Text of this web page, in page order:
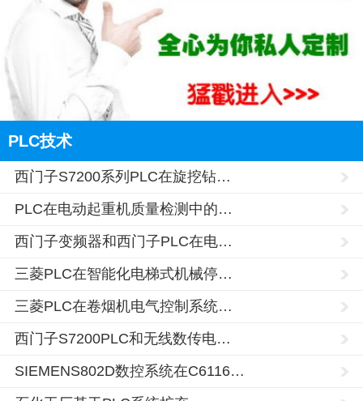
PLC技术
西门子S7200系列PLC在旋挖钻…
PLC在电动起重机质量检测中的…
西门子变频器和西门子PLC在电…
三菱PLC在智能化电梯式机械停…
三菱PLC在卷烟机电气控制系统…
西门子S7200PLC和无线数传电…
SIEMENS802D数控系统在C6116…
陕西的网友正进入本页访问